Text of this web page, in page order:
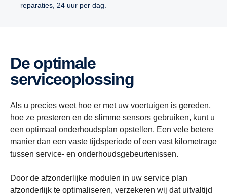
reparaties, 24 uur per dag.
De optimale
serviceoplossing
Als u precies weet hoe er met uw voertuigen is gereden,
hoe ze presteren en de slimme sensors gebruiken, kunt u
een optimaal onderhoudsplan opstellen. Een vele betere
manier dan een vaste tijdsperiode of een vast kilometrage
tussen service- en onderhoudsgebeurtenissen.
Door de afzonderlijke modulen in uw service plan
afzonderlijk te optimaliseren, verzekeren wij dat uitvaltijd